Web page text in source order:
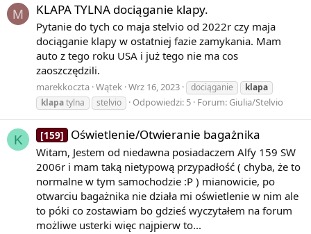
M KLAPA TYLNA dociąganie klapy.
Pytanie do tych co maja stelvio od 2022r czy maja
dociąganie klapy w ostatniej fazie zamykania. Mam
auto z tego roku USA i już tego nie ma cos
zaoszczędzili.
marekkoczta Wątek Wrz 16, 2023 dociąganie
klapa
klapatylna stelvio Odpowiedzi: 5 Forum: Giulia/Stelvio
K [159] Oświetlenie/Otwieranie bagażnika
Witam, Jestem od niedawna posiadaczem Alfy 159 SW
2006r i mam taką nietypową przypadłość ( chyba, że to
normalne w tym samochodzie :P ) mianowicie, po
otwarciu bagażnika nie działa mi oświetlenie w nim ale
to póki co zostawiam bo gdzieś wyczytałem na forum
możliwe usterki więc najpierw to...